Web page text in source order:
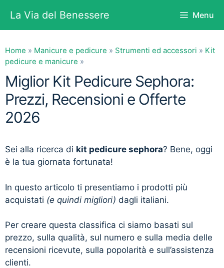
contenuto
La Via del Benessere Menu
Home » Manicure e pedicure » Strumenti ed accessori » Kit
pedicure e manicure »
Miglior Kit Pedicure Sephora:
Prezzi, Recensioni e Offerte
2026
Sei alla ricerca di kit pedicure sephora? Bene, oggi
è la tua giornata fortunata!
In questo articolo ti presentiamo i prodotti più
acquistati (e quindi migliori) dagli italiani.
Per creare questa classifica ci siamo basati sul
prezzo, sulla qualità, sul numero e sulla media delle
recensioni ricevute, sulla popolarità e sull’assistenza
clienti.